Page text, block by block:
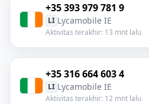
+35 393 979 781 9
LI Lycamobile IE
Aktivitas terakhir: 13 mnt lalu
+35 316 664 603 4
LI Lycamobile IE
Aktivitas terakhir: 12 mnt lalu